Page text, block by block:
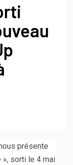
présente
», sorti le 4 mai